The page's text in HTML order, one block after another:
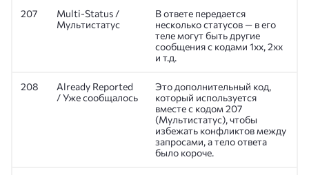
207
Multi-Status /
Мультистатус
В ответе передается
несколько статусов — в его
теле могут быть другие
сообщения с кодами 1хх, 2хх
и т.д.
208
Already Reported
/ Уже сообщалось
Это дополнительный код,
который используется
вместе с кодом 207
(Мультистатус), чтобы
избежать конфликтов между
запросами, а тело ответа
было короче.